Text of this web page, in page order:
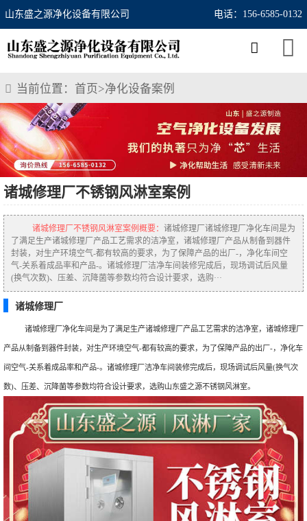
山东盛之源净化设备有限公司 电话：156-6585-0132
当前位置： 首页>净化设备案例
诸城修理厂不锈钢风淋室案例
诸城修理厂不锈钢风淋室案例概要： 诸城修理厂诸城修理厂净化车间是为
了满足生产诸城修理厂产品工艺需求的洁净室，诸城修理厂产品从制备到器件
封装，对生产环境空气-都有较高的要求，为了保障产品的出厂-，净化车间空
气-关系着成品率和产品-。诸城修理厂洁净车间装修完成后，现场调试后风量
(换气次数)、压差、沉降菌等参数均符合设计要求，选购···
诸城修理厂
诸城修理厂净化车间是为了满足生产诸城修理厂产品工艺需求的洁净室，诸城修理厂
产品从制备到器件封装，对生产环境空气-都有较高的要求，为了保障产品的出厂-，净化车
间空气-关系着成品率和产品-。诸城修理厂洁净车间装修完成后，现场调试后风量(换气次
数)、压差、沉降菌等参数均符合设计要求，选购山东盛之源不锈钢风淋室。